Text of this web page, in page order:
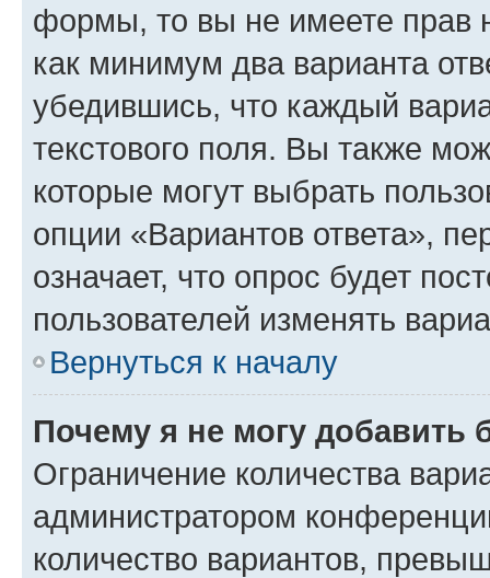
формы, то вы не имеете прав
как минимум два варианта
убедившись, что каждый
текстового поля. Вы также
которые могут выбрать
опции «Вариантов ответа»,
означает, что опрос будет
пользователей изменять
Вернуться к началу
Почему я не могу добавить
Ограничение количества
администратором
количество вариантов,